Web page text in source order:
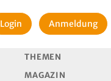
Login Anmeldung
THEMEN
MAGAZIN